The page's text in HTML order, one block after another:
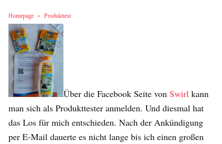
Homepage Produkttest
Über die Facebook Seite von Swirl kann
man sich als Produkttester anmelden. Und diesmal hat
das Los für mich entschieden. Nach der Ankündigung
per E-Mail dauerte es nicht lange bis ich einen großen